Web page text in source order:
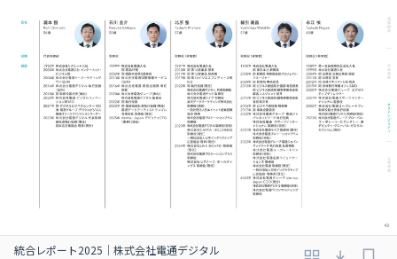
統合レポート2025｜株式会社電通デジタル